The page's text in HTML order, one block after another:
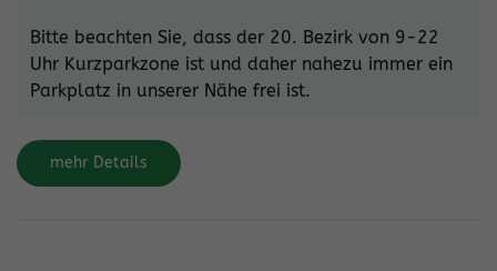
Bitte beachten Sie, dass der 20. Bezirk von 9-22
Uhr Kurzparkzone ist und daher nahezu immer ein
Parkplatz in unserer Nähe frei ist.
mehr Details